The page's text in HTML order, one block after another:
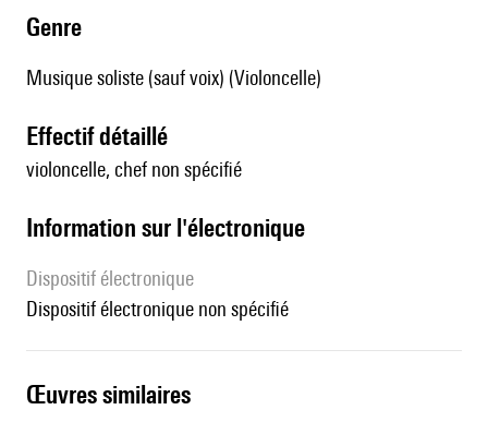
genre
Musique soliste (sauf voix) (Violoncelle)
effectif détaillé
violoncelle, chef non spécifié
Information sur l'électronique
Dispositif électronique
dispositif électronique non spécifié
œuvres similaires